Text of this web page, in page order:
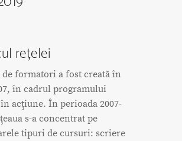
rețelei
de formatori a fost creată în
în cadrul programului
acţiune. În perioada 2007-
s-a concentrat pe
tipuri de cursuri: scriere